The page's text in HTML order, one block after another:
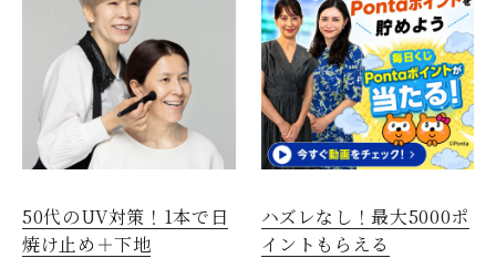
50代のUV対策！1本で日
焼け止め＋下地
ハズレなし！最大5000ポ
イントもらえる